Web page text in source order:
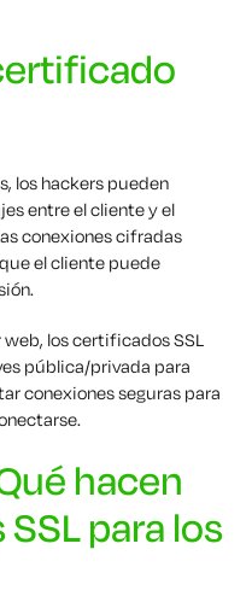
los hackers pueden
entre el cliente y el
conexiones cifradas
el cliente puede
los certificados SSL
pública/privada para
conexiones seguras para
hacen
para los